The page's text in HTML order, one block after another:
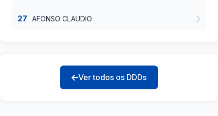
27 AFONSO CLAUDIO
Ver todos os DDDs